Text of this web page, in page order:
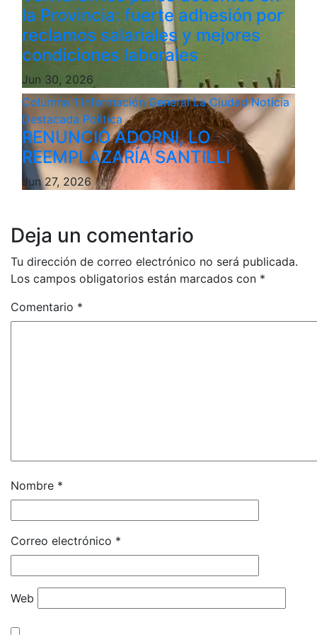
la Provincia: fuerte adhesión por
reclamos salariales y mejores
condiciones laborales
Jun 30, 2026
Columna 1 Información GeneralLa CiudadNoticia
Destacada Politica
RENUNCIÓ ADORNI, LO
REEMPLAZARÍA SANTILLI
Jun 27, 2026
Deja un comentario
Tu dirección de correo electrónico no será publicada.
Los campos obligatorios están marcados con *
Comentario *
Nombre *
Correo electrónico *
Web